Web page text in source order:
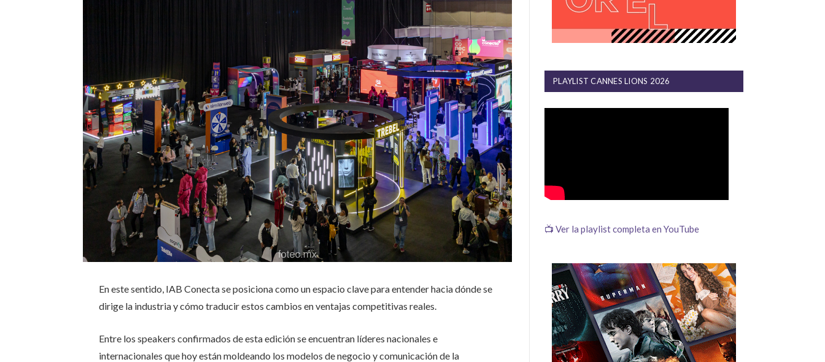
En este sentido, IAB Conecta se posiciona como un espacio clave para entender hacia dónde se
dirige la industria y cómo traducir estos cambios en ventajas competitivas reales.
Entre los speakers confirmados de esta edición se encuentran líderes nacionales e
internacionales que hoy están moldeando los modelos de negocio y comunicación de la
PLAYLIST CANNES LIONS 2026
📺 Ver la playlist completa en YouTube